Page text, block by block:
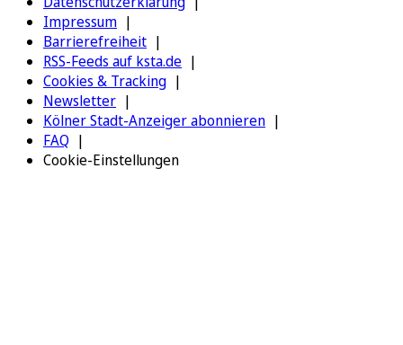
Impressum
Barrierefreiheit
RSS-Feeds auf ksta.de
Cookies & Tracking
Newsletter
Kölner Stadt-Anzeiger abonnieren
FAQ
Cookie-Einstellungen